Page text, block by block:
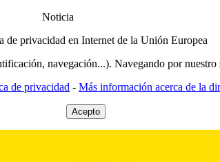
Noticia
de privacidad en Internet de la Unión Europea
navegación...). Navegando por
de privacidad - Más información acerca de la
Acepto